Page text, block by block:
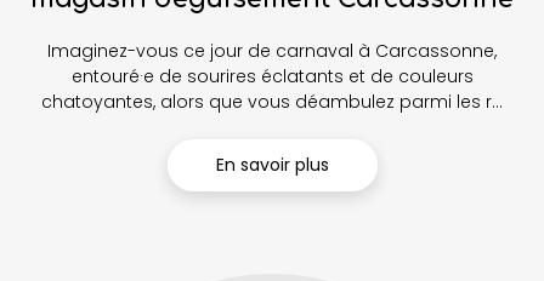
Imaginez-vous ce jour de carnaval à Carcassonne,
entouré·e de sourires éclatants et de couleurs
chatoyantes, alors que vous déambulez parmi les r...
En savoir plus